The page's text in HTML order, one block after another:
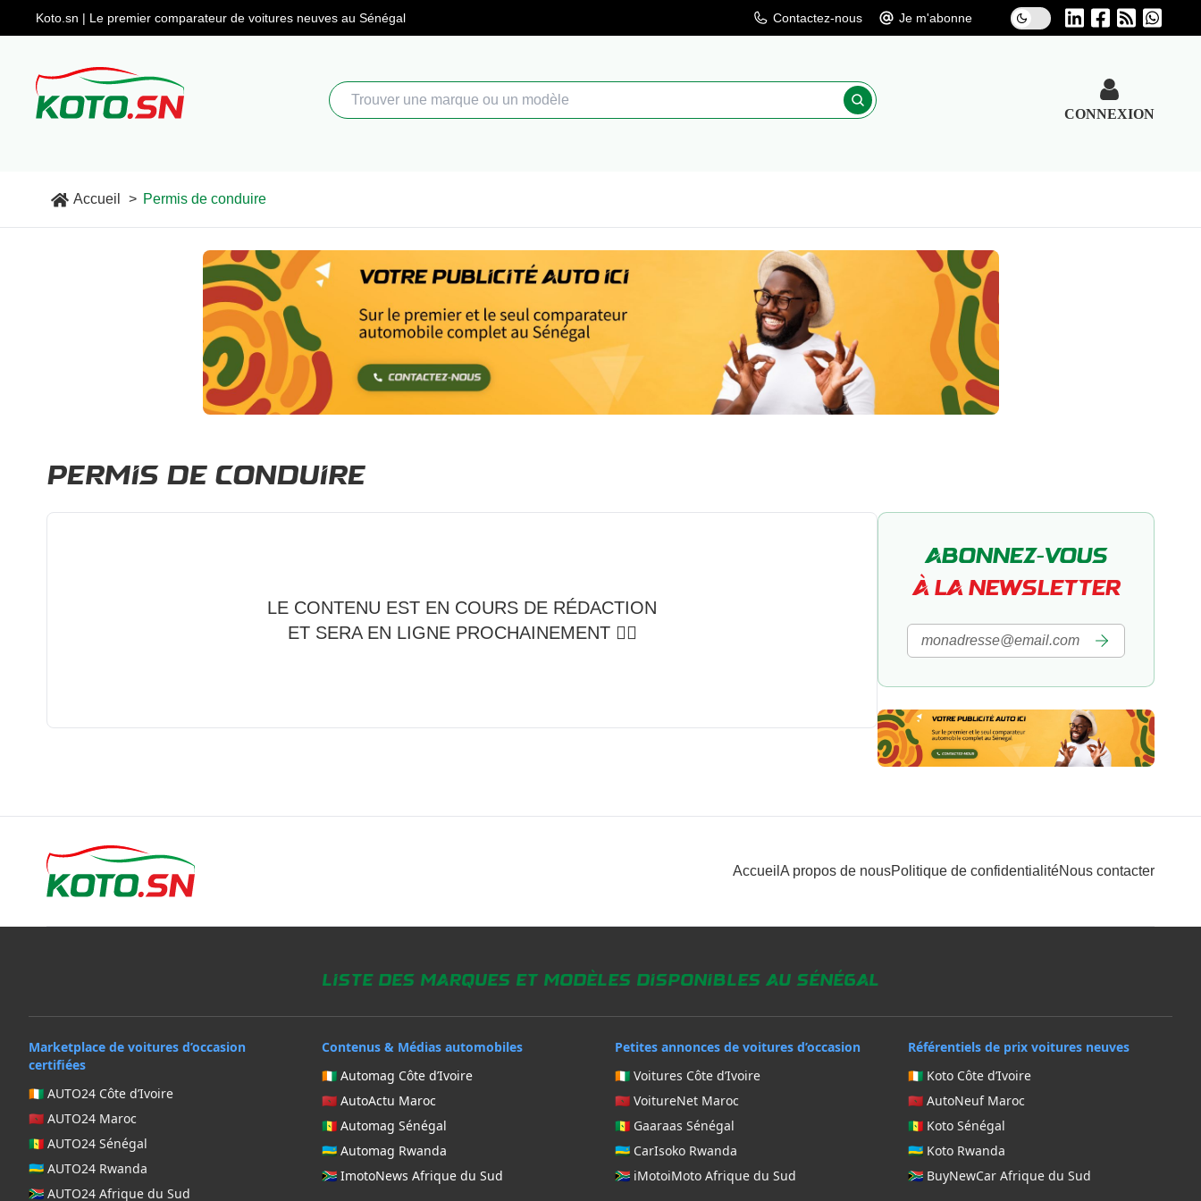
Koto.sn | Le premier comparateur de voitures neuves au Sénégal Contactez-nous Je m'abonne
CONNEXION
Accueil Permis de conduire
Permis de conduire
LE CONTENU EST EN COURS DE RÉDACTION
ET SERA EN LIGNE PROCHAINEMENT ✍🏽
ABONNEZ-VOUS
À LA NEWSLETTER
Accueil A propos de nousPolitique de confidentialitéNous contacter
Liste des marques et modèles disponibles au Sénégal
Marketplace de voitures d’occasion
certifiées
🇨🇮 AUTO24 Côte d’Ivoire
🇲🇦 AUTO24 Maroc
🇸🇳 AUTO24 Sénégal
🇷🇼 AUTO24 Rwanda
🇿🇦 AUTO24 Afrique du Sud
Contenus & Médias automobiles
🇨🇮 Automag Côte d’Ivoire
🇲🇦 AutoActu Maroc
🇸🇳 Automag Sénégal
🇷🇼 Automag Rwanda
🇿🇦 ImotoNews Afrique du Sud
Petites annonces de voitures d’occasion
🇨🇮 Voitures Côte d’Ivoire
🇲🇦 VoitureNet Maroc
🇸🇳 Gaaraas Sénégal
🇷🇼 CarIsoko Rwanda
🇿🇦 iMotoiMoto Afrique du Sud
Référentiels de prix voitures neuves
🇨🇮 Koto Côte d’Ivoire
🇲🇦 AutoNeuf Maroc
🇸🇳 Koto Sénégal
🇷🇼 Koto Rwanda
🇿🇦 BuyNewCar Afrique du Sud